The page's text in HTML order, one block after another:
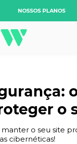
NOSSOS PLANOS
o
o seu site
cibernéticas!